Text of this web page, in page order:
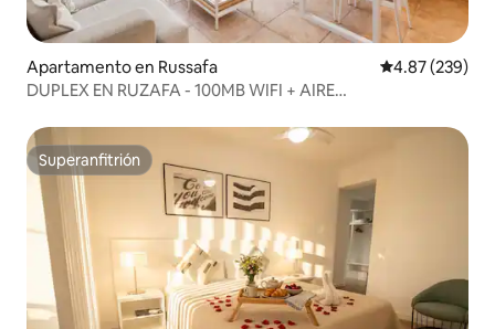
Apartamento en Russafa Calificación
4.87 (239)
DUPLEX EN RUZAFA - 100MB WIFI + AIRE
Superanfitrión
Superanfitrión